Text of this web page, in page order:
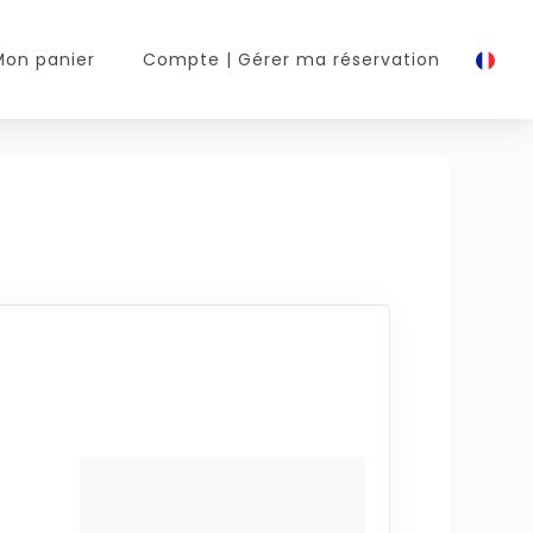
panier Compte | Gérer ma réservation